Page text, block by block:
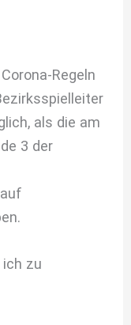
Regeln
als die am
3 der
zu